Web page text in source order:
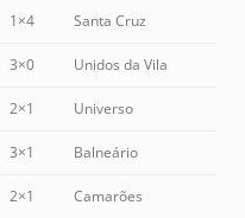
1×4 Santa Cruz
3×0 Unidos da Vila
2×1 Universo
3×1 Balneário
2×1 Camarões